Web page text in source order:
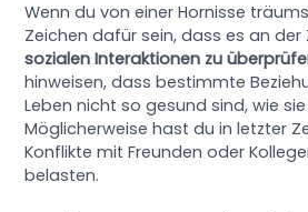
Wenn du von einer Hornisse
Zeichen dafür sein, dass es an der
sozialen Interaktionen zu
hinweisen, dass bestimmte
Leben nicht so gesund sind, wie
Möglicherweise hast du in letzter
Konflikte mit Freunden oder
belasten.